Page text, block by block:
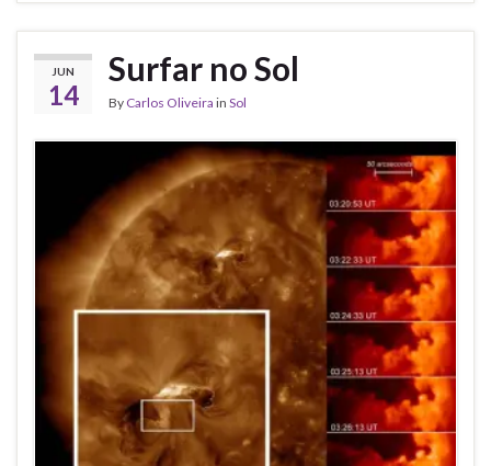
JUN
14
Surfar no Sol
By Carlos Oliveira in Sol